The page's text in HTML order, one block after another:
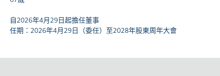
自2026年4月29日起擔任董事
任期：2026年4月29日（委任）至2028年股東周年大會